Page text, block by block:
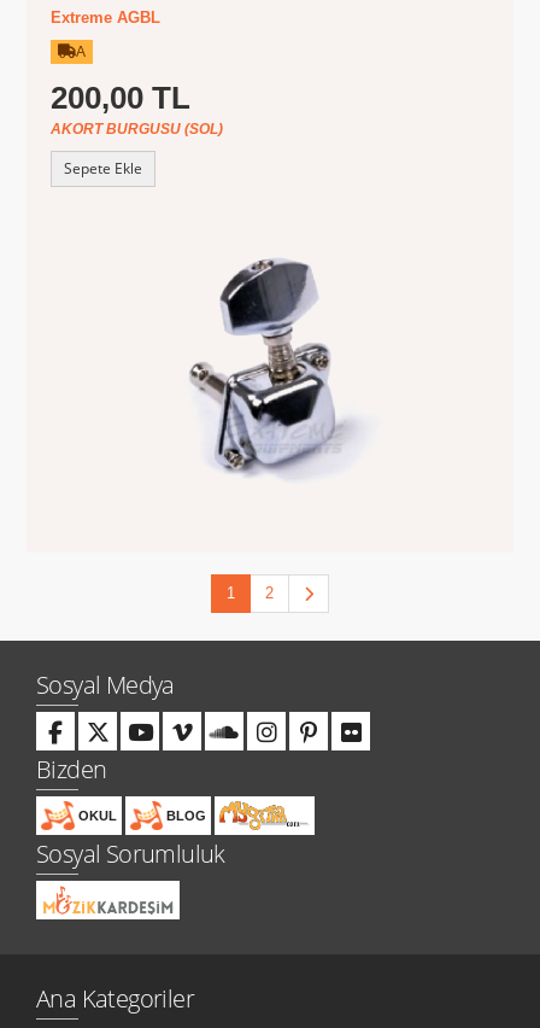
Extreme AGBL
A
200,00 TL
AKORT BURGUSU (SOL)
Sepete Ekle
1 2
Sosyal Medya
Bizden
OKUL BLOG
Sosyal Sorumluluk
Ana Kategoriler